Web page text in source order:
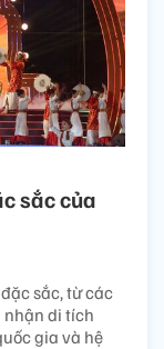
sắc của
sắc, từ các
di tích
gia và hệ